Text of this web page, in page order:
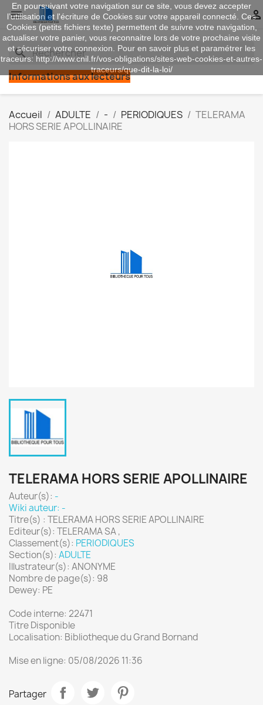
 
search
Informations aux lecteurs
Accueil ADULTE - PERIODIQUES
TELERAMA
HORS SERIE APOLLINAIRE
TELERAMA HORS SERIE APOLLINAIRE
Auteur(s): -
Wiki auteur: -
Titre(s) : TELERAMA HORS SERIE APOLLINAIRE
Editeur(s): TELERAMA SA ,
Classement(s): PERIODIQUES
Section(s): ADULTE
Illustrateur(s): ANONYME
Nombre de page(s): 98
Dewey: PE
Code interne: 22471
Titre Disponible
Localisation: Bibliotheque du Grand Bornand
Mise en ligne: 05/08/2026 11:36
Partager
En poursuivant votre navigation sur ce site, vous devez accepter
l’utilisation et l'écriture de Cookies sur votre appareil connecté. Ces
Cookies (petits fichiers texte) permettent de suivre votre navigation,
actualiser votre panier, vous reconnaitre lors de votre prochaine visite
et sécuriser votre connexion. Pour en savoir plus et paramétrer les
traceurs: http://www.cnil.fr/vos-obligations/sites-web-cookies-et-autres-
traceurs/que-dit-la-loi/